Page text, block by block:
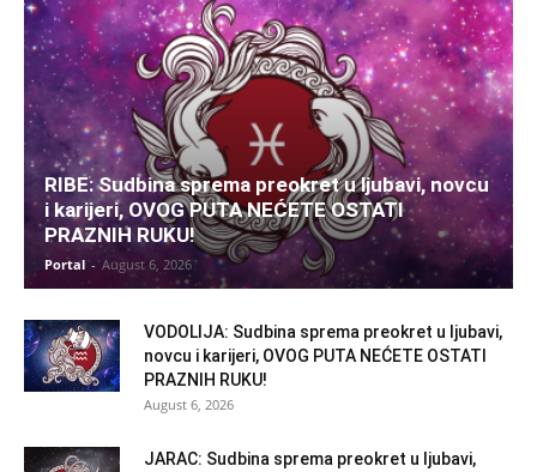
RIBE: Sudbina sprema preokret u ljubavi, novcu
i karijeri, OVOG PUTA NEĆETE OSTATI
PRAZNIH RUKU!
Portal - August 6, 2026
VODOLIJA: Sudbina sprema preokret u ljubavi,
novcu i karijeri, OVOG PUTA NEĆETE OSTATI
PRAZNIH RUKU!
August 6, 2026
JARAC: Sudbina sprema preokret u ljubavi,